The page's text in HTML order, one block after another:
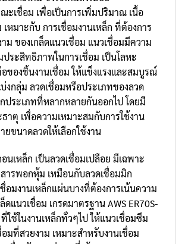
ะเชื่อม เพื่อเป็นการเพิ่มปริมาณ เนื้อ
เหมาะกับ การเชื่อมงานเหล็ก ที่ต้องการ
ม ของเกล็ดแนวเชื่อม แนวเชื่อมมีความ
ประสิทธิภาพในการเชื่อม เป็นโลหะ
ของชิ้นงานเชื่อม ให้แข็งแรงและสมบูรณ์
งกลุ่ม ลวดเชื่อมหรือประเภทของลวด
ประเภทที่หลากหลายกันออกไป โดยมี
าตุ เพื่อความเหมาะสมกับการใช้งาน
ขนาดลวดให้เลือกใช้งาน
นเหล็ก เป็นลวดเชื่อมเปลือย มีเฉพาะ
ารพอกหุ้ม เหมือนกับลวดเชื่อมมิก
อมงานเหล็กแผ่นบางที่ต้องการเน้นความ
ดแนวเชื่อม เกรดมาตรฐาน AWS ER70S-
ใช้ในงานเหล็กทั่วๆไป ให้แนวเชื่อมซึม
อมที่สวยงาม เหมาะสำหรับงานเชื่อม